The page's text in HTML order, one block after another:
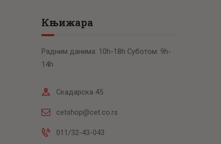
Књижара
Радним данима: 10h-18h Суботом: 9h-
14h
Скадарска 45
cetshop@cet.co.rs
011/32-43-043